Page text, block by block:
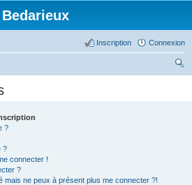
Bedarieux
Connexion
Inscription
?
?
connecter !
?
mais ne peux à présent plus me connecter ?!